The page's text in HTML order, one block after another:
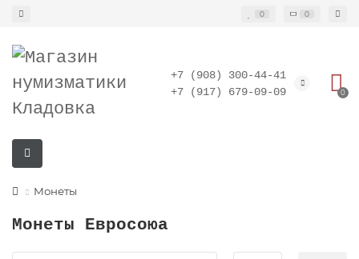
0 0
+7 (908) 300-44-41
+7 (917) 679-09-09
0
Монеты
Монеты Евросоюа